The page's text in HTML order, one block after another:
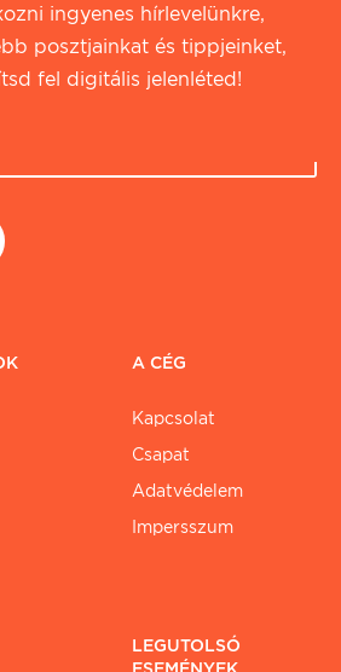
ingyenes hírlevelünkre,
posztjainkat és tippjeinket,
fel digitális jelenléted!
A CÉG
Kapcsolat
Csapat
Adatvédelem
Impersszum
LEGUTOLSÓ